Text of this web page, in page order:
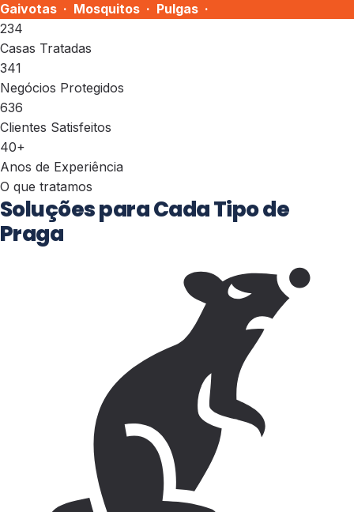
Gaivotas · Mosquitos · Pulgas ·
234
Casas Tratadas
341
Negócios Protegidos
636
Clientes Satisfeitos
40+
Anos de Experiência
O que tratamos
Soluções para Cada Tipo de
Praga